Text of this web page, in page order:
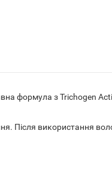
формула з Trichogen
Після використання